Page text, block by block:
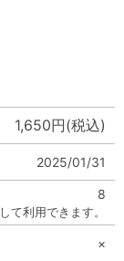
1,650円(税込)
2025/01/31
8
て利用できます。
×